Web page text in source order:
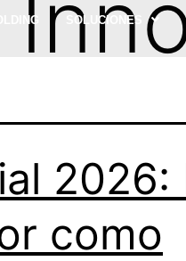
SOLUCIONES
2026:
como